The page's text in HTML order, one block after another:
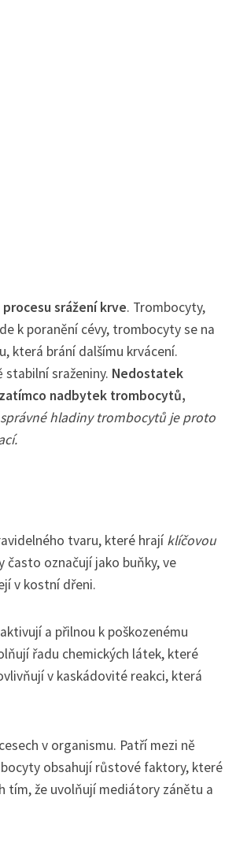
srážení krve. Trombocyty,
k poranění cévy, trombocyty se na
která brání dalšímu krvácení.
sraženiny. Nedostatek
nadbytek trombocytů,
hladiny trombocytů je proto
tvaru, které hrají klíčovou
označují jako buňky, ve
v kostní dřeni.
a přilnou k poškozenému
řadu chemických látek, které
v kaskádovité reakci, která
v organismu. Patří mezi ně
obsahují růstové faktory, které
tím, že uvolňují mediátory zánětu a